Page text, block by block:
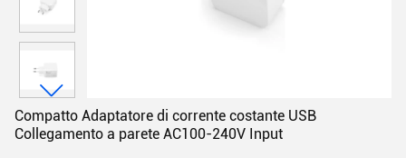
Compatto Adaptatore di corrente costante USB
Collegamento a parete AC100-240V Input